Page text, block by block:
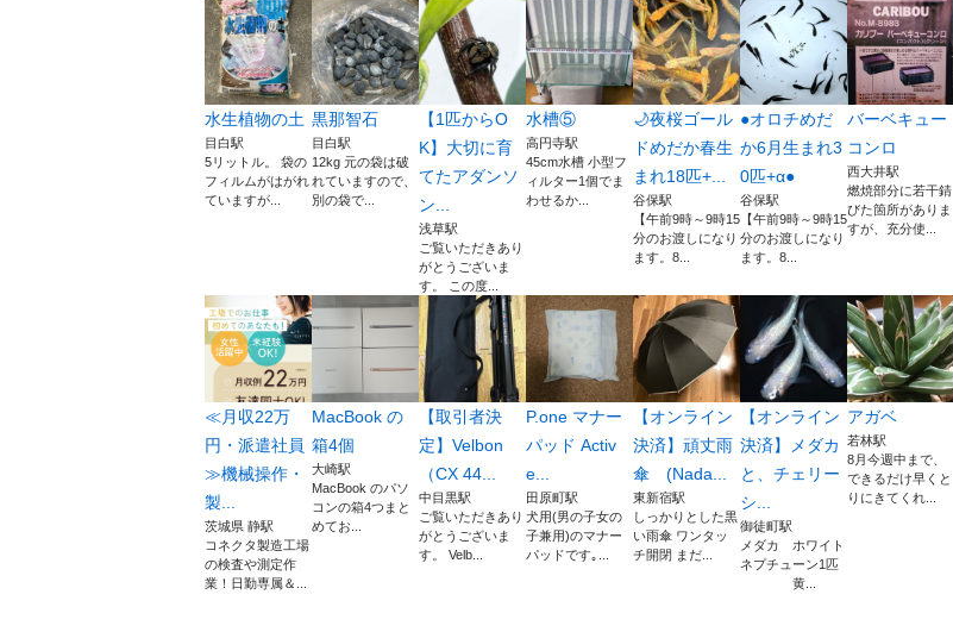
水生植物の土
目白駅
5リットル。 袋の
フィルムがはがれ
ていますが...
黒那智石
目白駅
12kg 元の袋は破
れていますので、
別の袋で...
【1匹からO
K】大切に育
てたアダンソ
ン...
浅草駅
ご覧いただきあり
がとうございま
す。 この度...
水槽⑤
高円寺駅
45cm水槽 小型フ
ィルター1個でま
わせるか...
🌙夜桜ゴール
ドめだか春生
まれ18匹+...
谷保駅
【午前9時～9時15
分のお渡しになり
ます。8...
●オロチめだ
か6月生まれ3
0匹+α●
谷保駅
【午前9時～9時15
分のお渡しになり
ます。8...
バーベキュー
コンロ
西大井駅
燃焼部分に若干錆
びた箇所がありま
すが、充分使...
≪月収22万
円・派遣社員
≫機械操作・
製...
茨城県 静駅
コネクタ製造工場
の検査や測定作
業！日勤専属＆...
MacBook の
箱4個
大崎駅
MacBook のパソ
コンの箱4つまと
めてお...
【取引者決
定】Velbon
（CX 44...
中目黒駅
ご覧いただきあり
がとうございま
す。 Velb...
P.one マナー
パッド Activ
e...
田原町駅
犬用(男の子女の
子兼用)のマナー
パッドです｡...
【オンライン
決済】頑丈雨
傘 (Nada...
東新宿駅
しっかりとした黒
い雨傘 ワンタッ
チ開閉 まだ...
【オンライン
決済】メダカ
と、チェリー
シ...
御徒町駅
メダカ ホワイト
ネプチューン1匹
黄...
アガベ
若林駅
8月今週中まで、
できるだけ早くと
りにきてくれ...